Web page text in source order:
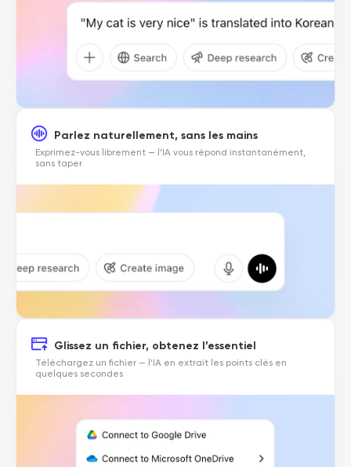
Parlez naturellement, sans les mains
Exprimez-vous librement — l’IA vous répond instantanément,
sans taper
Glissez un fichier, obtenez l’essentiel
Téléchargez un fichier — l’IA en extrait les points clés en
quelques secondes